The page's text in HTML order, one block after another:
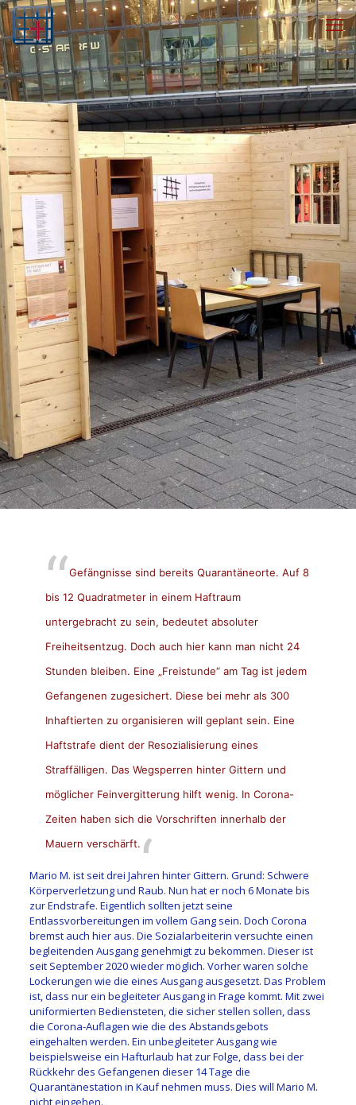
Gefängnisse sind bereits Quarantäneorte. Auf 8
bis 12 Quadratmeter in einem Haftraum
untergebracht zu sein, bedeutet absoluter
Freiheitsentzug. Doch auch hier kann man nicht 24
Stunden bleiben. Eine „Freistunde“ am Tag ist jedem
Gefangenen zugesichert. Diese bei mehr als 300
Inhaftierten zu organisieren will geplant sein. Eine
Haftstrafe dient der Resozialisierung eines
Straffälligen. Das Wegsperren hinter Gittern und
möglicher Feinvergitterung hilft wenig. In Corona-
Zeiten haben sich die Vorschriften innerhalb der
Mauern verschärft.
Mario M. ist seit drei Jahren hinter Gittern. Grund: Schwere
Körperverletzung und Raub. Nun hat er noch 6 Monate bis
zur Endstrafe. Eigentlich sollten jetzt seine
Entlassvorbereitungen im vollem Gang sein. Doch Corona
bremst auch hier aus. Die Sozialarbeiterin versuchte einen
begleitenden Ausgang genehmigt zu bekommen. Dieser ist
seit September 2020 wieder möglich. Vorher waren solche
Lockerungen wie die eines Ausgang ausgesetzt. Das Problem
ist, dass nur ein begleiteter Ausgang in Frage kommt. Mit zwei
uniformierten Bediensteten, die sicher stellen sollen, dass
die Corona-Auflagen wie die des Abstandsgebots
eingehalten werden. Ein unbegleiteter Ausgang wie
beispielsweise ein Hafturlaub hat zur Folge, dass bei der
Rückkehr des Gefangenen dieser 14 Tage die
Quarantänestation in Kauf nehmen muss. Dies will Mario M.
nicht eingehen.